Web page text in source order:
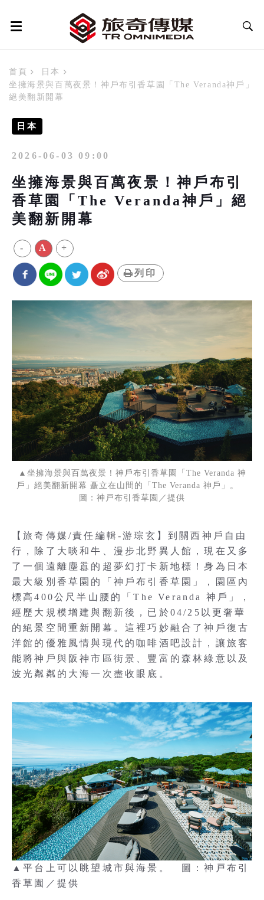
首頁
日本
坐擁海景與百萬夜景！神戶布引香草園「The Veranda神戶」
絕美翻新開幕
日本
2026-06-03 09:00
坐擁海景與百萬夜景！神戶布引
香草園「The Veranda神戶」絕
美翻新開幕
- A +
列印
▲坐擁海景與百萬夜景！神戶布引香草園「The Veranda 神
戶」絕美翻新開幕 矗立在山間的「The Veranda 神戶」。
圖：神戸布引香草園／提供
【旅奇傳媒/責任編輯-游琮玄】到關西神戶自由
行，除了大啖和牛、漫步北野異人館，現在又多
了一個遠離塵囂的超夢幻打卡新地標！身為日本
最大級別香草園的「神戶布引香草園」，園區內
標高400公尺半山腰的「The Veranda 神戶」，
經歷大規模增建與翻新後，已於04/25以更奢華
的絕景空間重新開幕。這裡巧妙融合了神戶復古
洋館的優雅風情與現代的咖啡酒吧設計，讓旅客
能將神戶與阪神市區街景、豐富的森林綠意以及
波光粼粼的大海一次盡收眼底。
▲平台上可以眺望城市與海景。 圖：神戸布引
香草園／提供